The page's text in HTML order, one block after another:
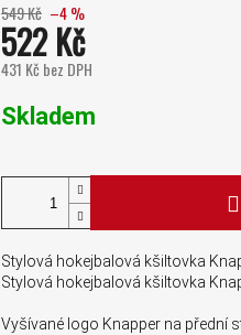
549 Kč –4 %
522 Kč
431 Kč bez DPH
Skladem
Stylová hokejbalová kšiltovka
Stylová hokejbalová kšiltovka
Vyšívané logo Knapper na přední